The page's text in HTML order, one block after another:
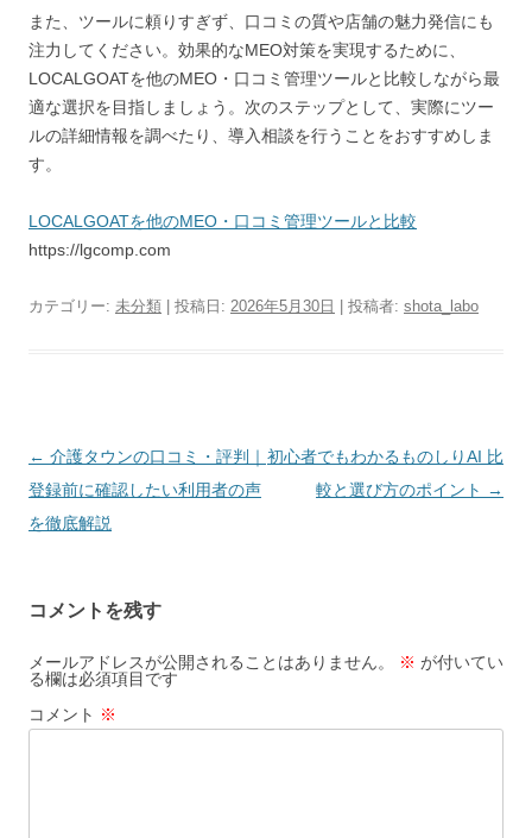
また、ツールに頼りすぎず、口コミの質や店舗の魅力発信にも
注力してください。効果的なMEO対策を実現するために、
LOCALGOATを他のMEO・口コミ管理ツールと比較しながら最
適な選択を目指しましょう。次のステップとして、実際にツー
ルの詳細情報を調べたり、導入相談を行うことをおすすめしま
す。
LOCALGOATを他のMEO・口コミ管理ツールと比較
https://lgcomp.com
カテゴリー: 未分類 | 投稿日: 2026年5月30日 投稿者: shota_labo
投
稿
ナ
ー
シ
ョ
ン
← 介護タウンの口コミ・評判｜
登録前に確認したい利用者の声
を徹底解説
初心者でもわかるものしりAI 比
較と選び方のポイント →
コメントを残す
メールアドレスが公開されることはありません。 ※ が付いてい
る欄は必須項目です
コメント ※